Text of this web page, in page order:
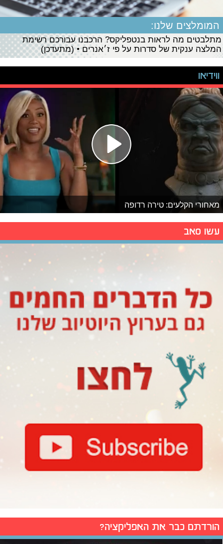
המומלצים שלנו:
מתלבטים מה לראות בנטפליקס? הרכבנו עבורכם רשימת
המלצה ענקית של סדרות על פי ז׳אנרים • (מתעדכן)
ווידיאו
מאחורי הקלעים: טירה רדופה
עשו סאב
הורדתם כבר את האפליקציה?